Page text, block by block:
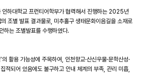
인하대학교 프런티어학부가 협력해서 진행하는 2025년
조별 발표 결과물로, 미추홀구 생태문화이음길을 소재로
하는 조별발표를 수행하였다.
활용 가능성에 주목하여, 인천향교·산신우물·문학산성·
적되어 있음에도 불구하고 안내 체계의 부족, 관리 미흡,